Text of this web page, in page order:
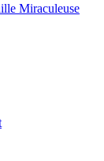
Miraculeuse